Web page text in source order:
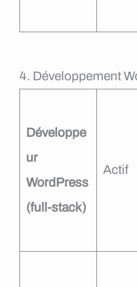
4. Développement
Développe
ur
WordPress
(full-stack)
Actif